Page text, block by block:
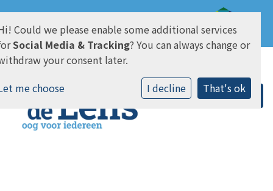
AVG & Privacy
Could we please enable some additional services
Social Media & Tracking? You can always change or
your consent later.
me choose
I decline That's ok